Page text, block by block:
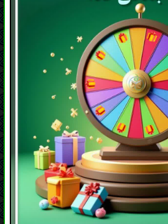
دوم ماه مبارک رمضان مسابقه
0916++++382 |